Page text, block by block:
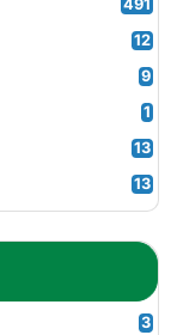
491
12
9
1
13
13
3